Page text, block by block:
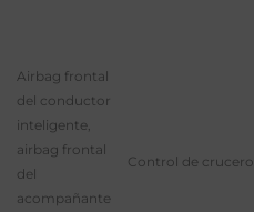
Airbag frontal
del conductor
inteligente,
airbag frontal
del
acompañante
Control de crucero